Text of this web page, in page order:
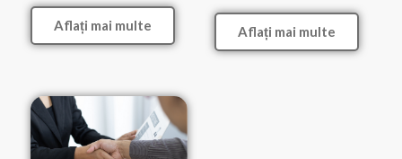
Aflați mai multe Aflați mai multe